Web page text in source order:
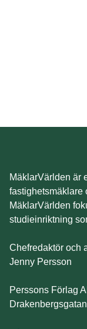
MäklarVärlden är
fastighetsmäklare
MäklarVärlden
studieinriktning
Chefredaktör och
Jenny Persson
Perssons Förlag